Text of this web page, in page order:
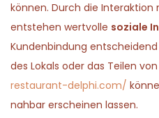
können. Durch die
entstehen wertvolle soziale
Kundenbindung entscheidend
des Lokals oder das Teilen von
restaurant-delphi.com/
nahbar erscheinen lassen.